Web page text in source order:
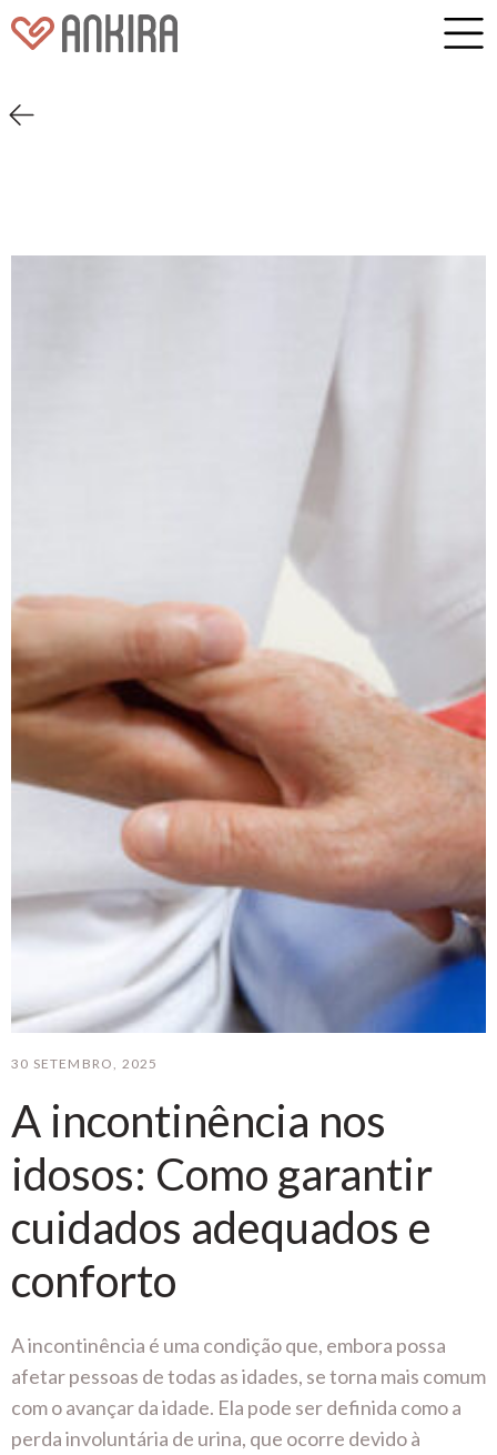
30 SETEMBRO, 2025
A incontinência nos
idosos: Como garantir
cuidados adequados e
conforto
A incontinência é uma condição que, embora possa
afetar pessoas de todas as idades, se torna mais comum
com o avançar da idade. Ela pode ser definida como a
perda involuntária de urina, que ocorre devido à